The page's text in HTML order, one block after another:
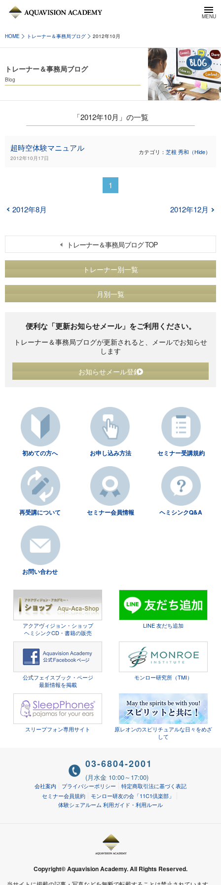
HOME トレーナー＆事務局ブログ 2012年10月
トレーナー＆事務局ブログ
Blog
トレーナー＆事務局ブログ TOP
トレーナー別一覧
月別一覧
便利な「更新お知らせメール」をご利用ください。
トレーナー＆事務局ブログが更新されると、メールでお知らせ
します
お知らせメール登録
「2012年10月」の一覧
超時空体験マニュアル
2012年10月17日
カテゴリ： 芝根 秀和（Hide）
1
2012年8月 2012年12月
初めての方へ お申し込み方法 セミナー受講規約
再受講について セミナー会員情報 ヘミシンクQ&A
お問い合わせ
アクアヴィジョン・ショップ
ヘミシンクCD・書籍の販売
LINE 友だち追加
公式フェイスブック・ページ
最新情報を掲載
モンロー研究所（TMI）
スリープフォン専用サイト
原レオンのスピリチュアルな日々をめざ
して
会社案内 プライバシーポリシー
特定商取引法に基づく表記
セミナー会員規約
モンロー研友の会「11C1倶楽部」
体験シェアルーム 利用ガイド・利用ルール
03-6804-2001
(月水金 10:00～17:00)
Copyright© Aquavision Academy. All Rights Reserved.